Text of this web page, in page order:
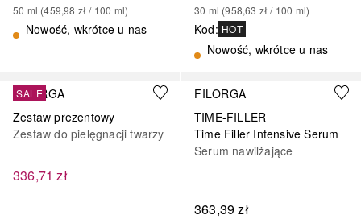
50 ml (459,98 zł / 100 ml)
Nowość, wkrótce u nas
30 ml (958,63 zł / 100 ml)
Kod: HOT
Nowość, wkrótce u nas
FILORGA
Zestaw prezentowy
Zestaw do pielęgnacji twarzy
336,71 zł
SALE
FILORGA
TIME-FILLER
Time Filler Intensive Serum
Serum nawilżające
363,39 zł